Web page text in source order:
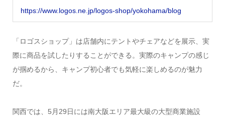
https://www.logos.ne.jp/logos-shop/yokohama/blog
「ロゴスショップ」は店舗内にテントやチェアなどを展示、実
際に商品を試したりすることができる。実際のキャンプの感じ
が掴めるから、キャンプ初心者でも気軽に楽しめるのが魅力
だ。
関西では、5月29日には南大阪エリア最大級の大型商業施設